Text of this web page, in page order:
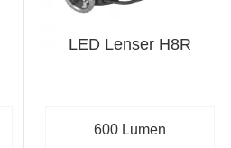
LED Lenser H8R
600 Lumen